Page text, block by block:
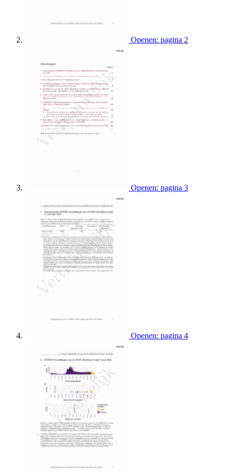
Openen: pagina 2
Openen: pagina 3
Openen: pagina 4